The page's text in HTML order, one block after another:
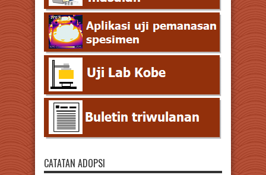
CATATAN ADOPSI